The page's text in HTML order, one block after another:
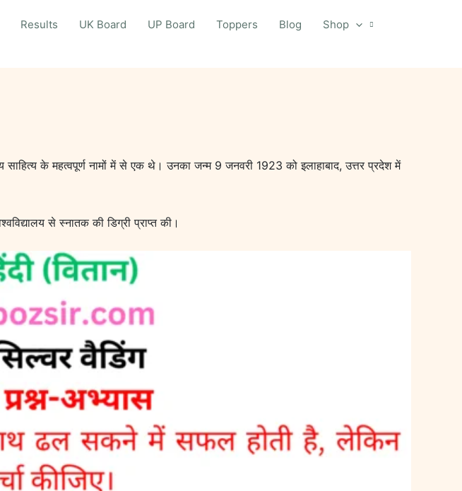
Results UK Board UP Board Toppers Blog
Shop
साहित्य के महत्वपूर्ण नामों में से एक थे। उनका जन्म 9 जनवरी 1923 को इलाहाबाद, उत्तर प्रदेश में
से स्नातक की डिग्री प्राप्त की।